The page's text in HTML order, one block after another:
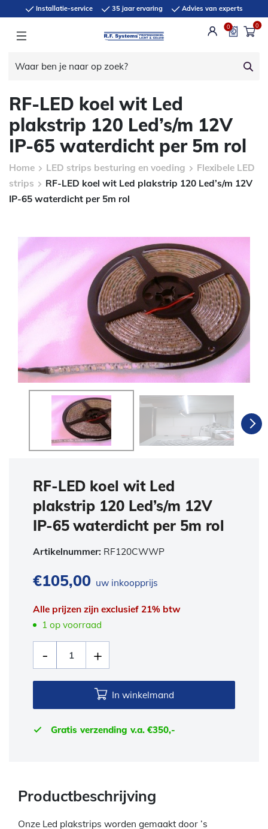
Installatie-service 35 jaar ervaring Advies van experts
0 0
RF-LED koel wit Led
plakstrip 120 Led’s/m 12V
IP-65 waterdicht per 5m rol
Home LED strips besturing en voeding
Flexibele LED
strips
RF-LED koel wit Led plakstrip 120 Led’s/m 12V
IP-65 waterdicht per 5m rol
RF-LED koel wit Led
plakstrip 120 Led’s/m 12V
IP-65 waterdicht per 5m rol
Artikelnummer: RF120CWWP
€105,00 uw inkoopprijs
Alle prijzen zijn exclusief 21% btw
1 op voorraad
In winkelmand
Gratis verzending v.a. €350,-
Productbeschrijving
Onze Led plakstrips worden gemaakt door ’s